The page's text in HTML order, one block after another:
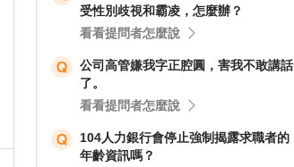
受性別歧視和霸凌，怎麼辦？
看看提問者怎麼說
公司高管嫌我字正腔圓，害我不敢講話
了。
看看提問者怎麼說
104人力銀行會停止強制揭露求職者的
年齡資訊嗎？